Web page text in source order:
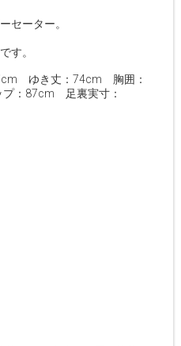
セーター。
す。
ゆき丈：74cm 胸囲：
：87cm 足裏実寸：